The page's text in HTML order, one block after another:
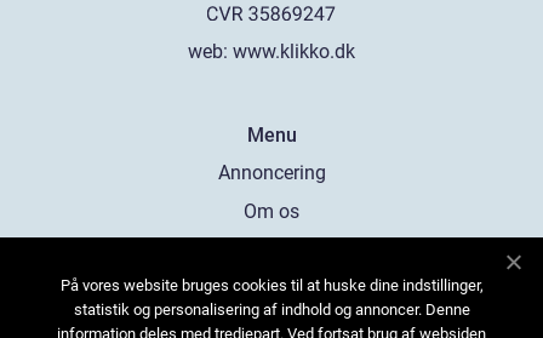
web: www.klikko.dk
Menu
Annoncering
Om os
Kontakt os
Sitemap
På vores website bruges cookies til at huske dine indstillinger,
statistik og personalisering af indhold og annoncer. Denne
information deles med tredjepart. Ved fortsat brug af websiden